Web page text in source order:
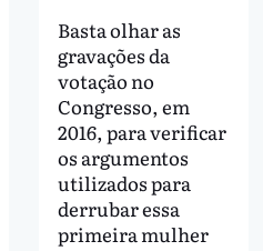
Basta olhar as
gravações da
votação no
Congresso, em
2016, para verificar
os argumentos
utilizados para
derrubar essa
primeira mulher